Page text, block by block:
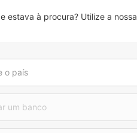
estava à procura? Utilize a
o país
um banco